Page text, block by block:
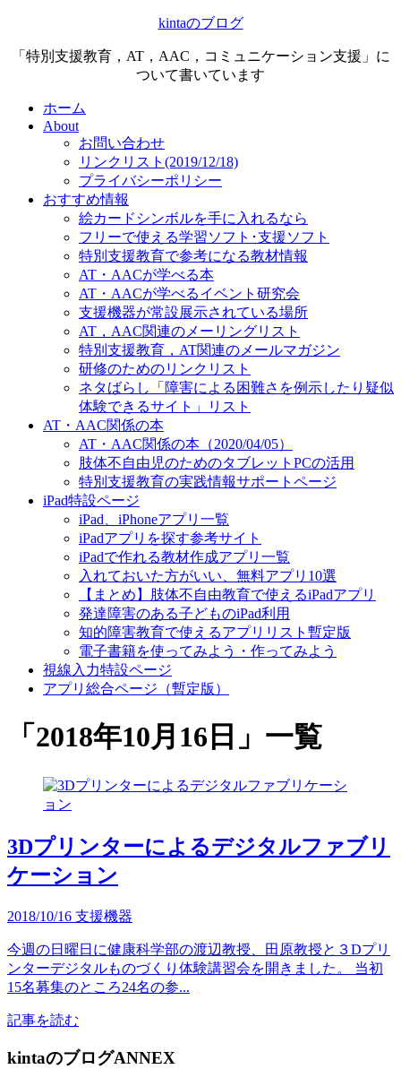
kintaのブログ
「特別支援教育，AT，AAC，コミュニケーション支援」に
ついて書いています
ホーム
About
お問い合わせ
リンクリスト(2019/12/18)
プライバシーポリシー
おすすめ情報
絵カードシンボルを手に入れるなら
フリーで使える学習ソフト･支援ソフト
特別支援教育で参考になる教材情報
AT・AACが学べる本
AT・AACが学べるイベント研究会
支援機器が常設展示されている場所
AT，AAC関連のメーリングリスト
特別支援教育，AT関連のメールマガジン
研修のためのリンクリスト
ネタばらし「障害による困難さを例示したり疑似
体験できるサイト」リスト
AT・AAC関係の本
AT・AAC関係の本（2020/04/05）
肢体不自由児のためのタブレットPCの活用
特別支援教育の実践情報サポートページ
iPad特設ページ
iPad、iPhoneアプリ一覧
iPadアプリを探す参考サイト
iPadで作れる教材作成アプリ一覧
入れておいた方がいい、無料アプリ10選
【まとめ】肢体不自由教育で使えるiPadアプリ
発達障害のある子どものiPad利用
知的障害教育で使えるアプリリスト暫定版
電子書籍を使ってみよう・作ってみよう
視線入力特設ページ
アプリ総合ページ（暫定版）
「 2018年10月16日 」 一覧
3Dプリンターによるデジタルファブリ
ケーション
2018/10/16 支援機器
今週の日曜日に健康科学部の渡辺教授、田原教授と３Dプリ
ンターデジタルものづくり体験講習会を開きました。 当初
15名募集のところ24名の参...
記事を読む
kintaのブログANNEX